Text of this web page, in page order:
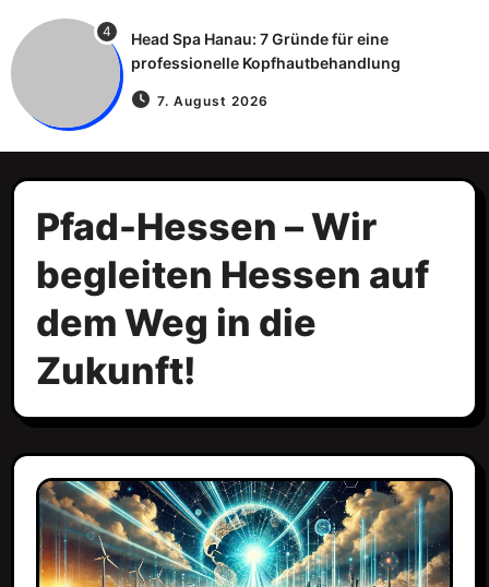
4
Head Spa Hanau: 7 Gründe für eine
professionelle Kopfhautbehandlung
7. August 2026
Pfad-Hessen – Wir
begleiten Hessen auf
dem Weg in die
Zukunft!